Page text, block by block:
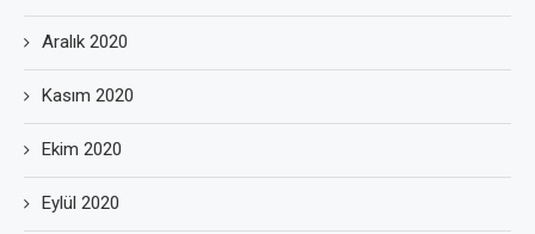
Aralık 2020
Kasım 2020
Ekim 2020
Eylül 2020